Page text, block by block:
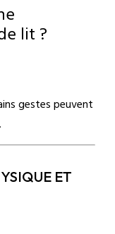
lit ?
gestes peuvent
ET